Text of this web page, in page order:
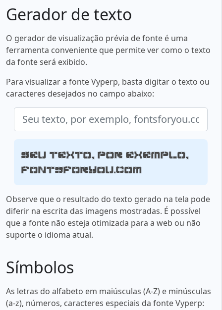
Gerador de texto
O gerador de visualização prévia de fonte é uma
ferramenta conveniente que permite ver como o texto
da fonte será exibido.
Para visualizar a fonte Vyperp, basta digitar o texto ou
caracteres desejados no campo abaixo:
Seu texto, por exemplo,
fontsforyou.com
Observe que o resultado do texto gerado na tela pode
diferir na escrita das imagens mostradas. É possível
que a fonte não esteja otimizada para a web ou não
suporte o idioma atual.
Símbolos
As letras do alfabeto em maiúsculas (A-Z) e minúsculas
(a-z), números, caracteres especiais da fonte Vyperp: